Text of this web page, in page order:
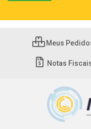
Meus
Notas